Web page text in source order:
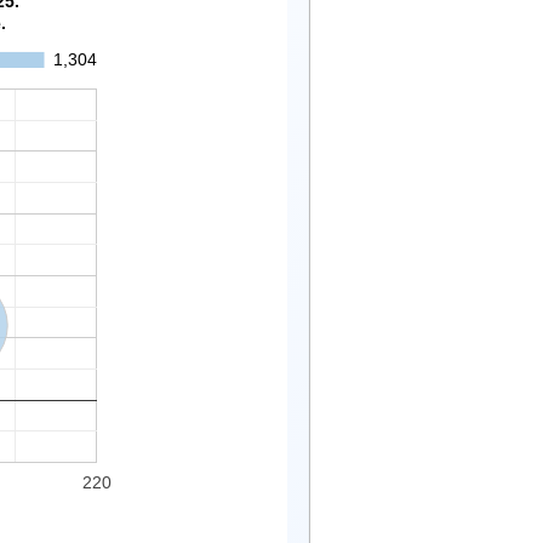
1,304
220